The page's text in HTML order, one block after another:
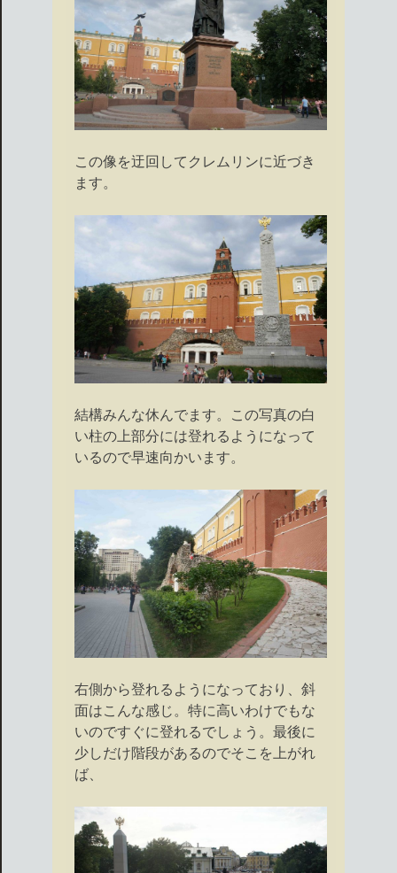
この像を迂回してクレムリンに近づき
ます。
結構みんな休んでます。この写真の白
い柱の上部分には登れるようになって
いるので早速向かいます。
右側から登れるようになっており、斜
面はこんな感じ。特に高いわけでもな
いのですぐに登れるでしょう。最後に
少しだけ階段があるのでそこを上がれ
ば、